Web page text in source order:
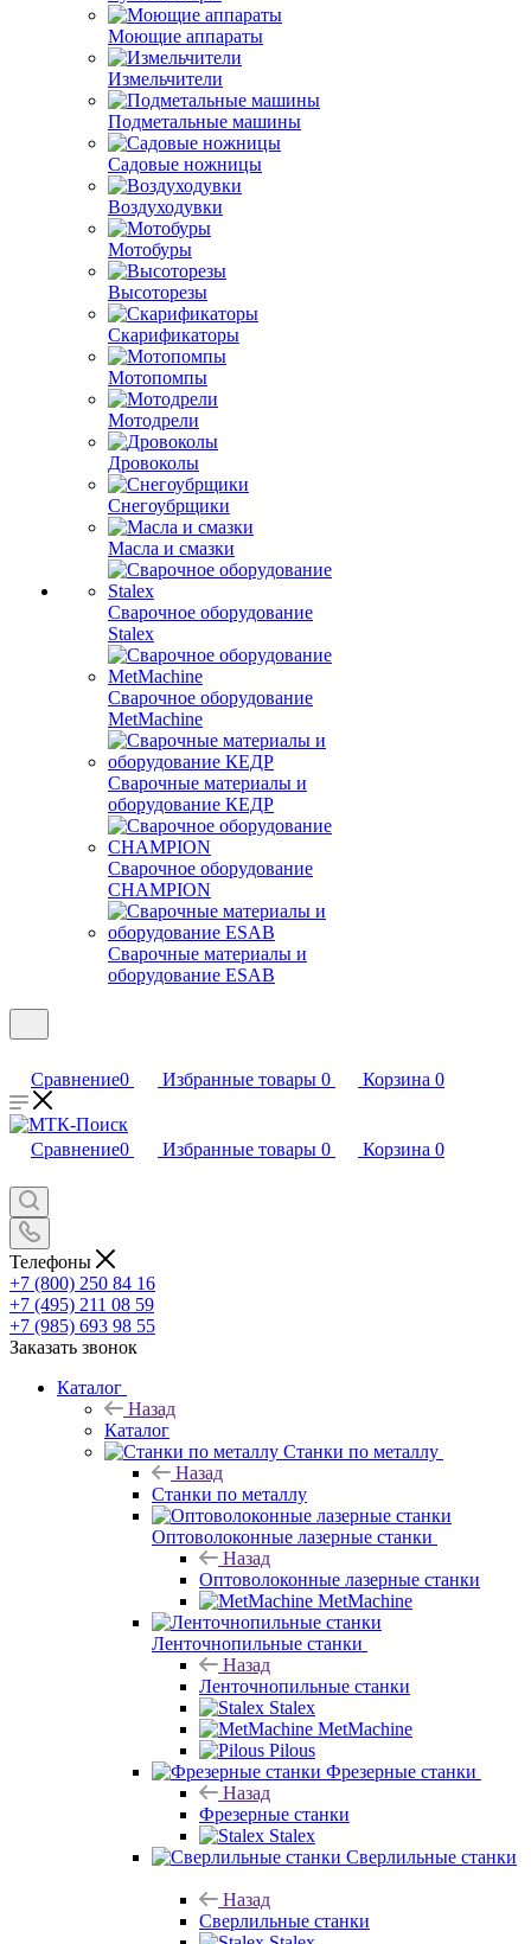
Моющие аппараты
Измельчители
Подметальные машины
Садовые ножницы
Воздуходувки
Мотобуры
Высоторезы
Скарификаторы
Мотопомпы
Мотодрели
Дровоколы
Снегоубрщики
Масла и смазки
Сварочное оборудование
Stalex
Сварочное оборудование
MetMachine
Сварочные материалы и
оборудование КЕДР
Сварочное оборудование
CHAMPION
Сварочные материалы и
оборудование ESAB
Сравнение0 Избранные товары 0 Корзина 0
Сравнение0 Избранные товары 0 Корзина 0
Телефоны
+7 (800) 250 84 16
+7 (495) 211 08 59
+7 (985) 693 98 55
Заказать звонок
Каталог
Назад
Каталог
Станки по металлу
Назад
Станки по металлу
Оптоволоконные лазерные станки
Назад
Оптоволоконные лазерные станки
MetMachine
Ленточнопильные станки
Назад
Ленточнопильные станки
Stalex
MetMachine
Pilous
Фрезерные станки
Назад
Фрезерные станки
Stalex
Сверлильные станки
Назад
Сверлильные станки